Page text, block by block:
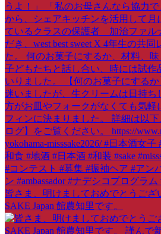
皆さま、明けましておめでとうござ
SAKE Japan 館農知里です。